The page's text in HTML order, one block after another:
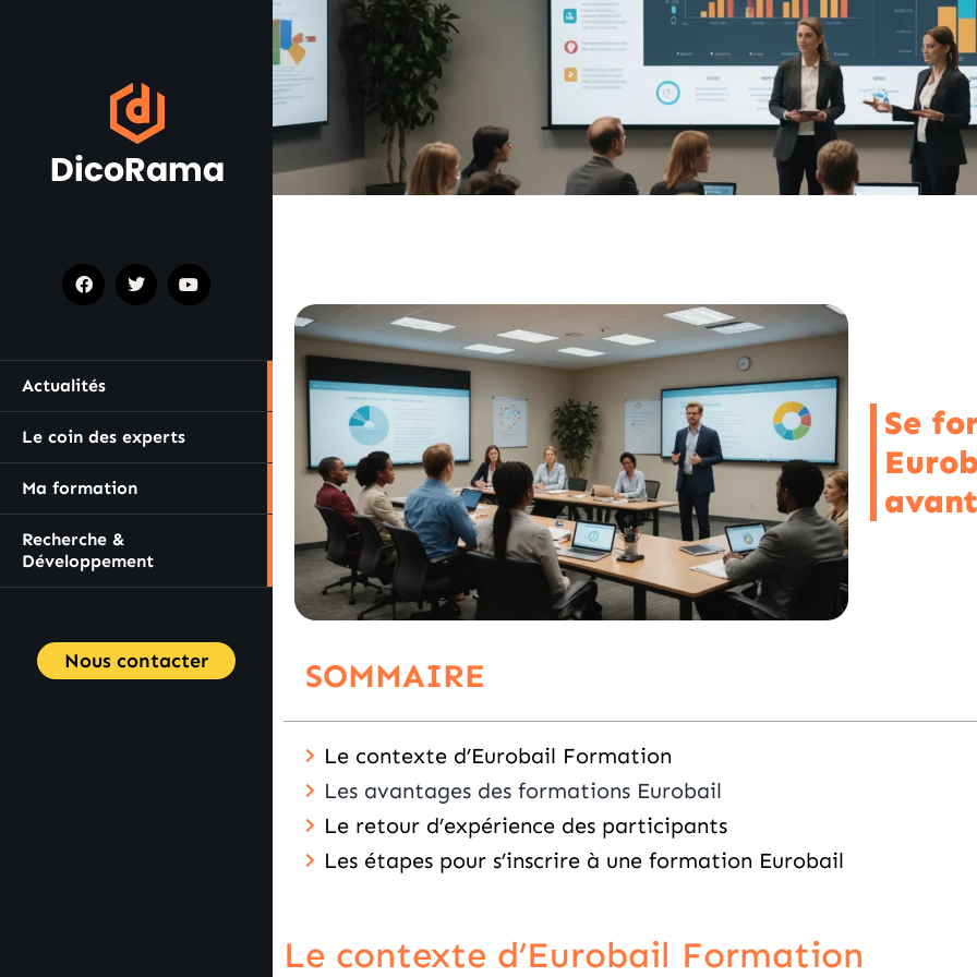
Actualités
Le coin des experts
Ma formation
Recherche &
Développement
Nous contacter
Se
SOMMAIRE
Le contexte d’Eurobail Formation
Les avantages des formations Eurobail
Le retour d’expérience des participants
Les étapes pour s’inscrire à une formation Eurobail
Le contexte d’Eurobail Formation